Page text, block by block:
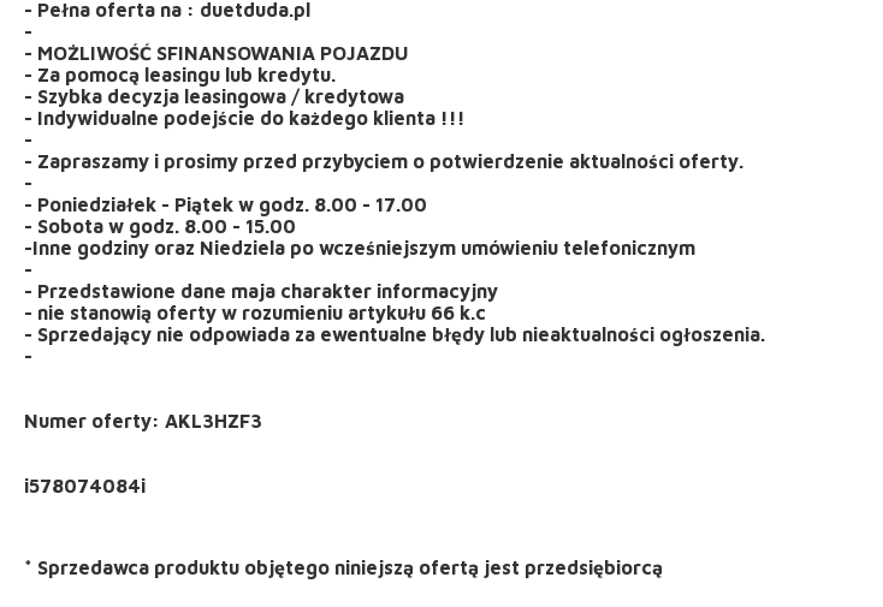
- Pełna oferta na : duetduda.pl
-
- MOŻLIWOŚĆ SFINANSOWANIA POJAZDU
- Za pomocą leasingu lub kredytu.
- Szybka decyzja leasingowa / kredytowa
- Indywidualne podejście do każdego klienta !!!
-
- Zapraszamy i prosimy przed przybyciem o potwierdzenie aktualności oferty.
-
- Poniedziałek - Piątek w godz. 8.00 - 17.00
- Sobota w godz. 8.00 - 15.00
-Inne godziny oraz Niedziela po wcześniejszym umówieniu telefonicznym
-
- Przedstawione dane maja charakter informacyjny
- nie stanowią oferty w rozumieniu artykułu 66 k.c
- Sprzedający nie odpowiada za ewentualne błędy lub nieaktualności ogłoszenia.
-
Numer oferty: AKL3HZF3
* Sprzedawca produktu objętego niniejszą ofertą jest przedsiębiorcą